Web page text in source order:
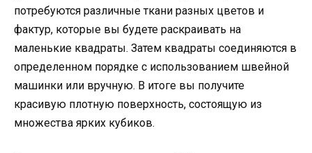
потребуются различные ткани разных цветов и
фактур, которые вы будете раскраивать на
маленькие квадраты. Затем квадраты соединяются в
определенном порядке с использованием швейной
машинки или вручную. В итоге вы получите
красивую плотную поверхность, состоящую из
множества ярких кубиков.